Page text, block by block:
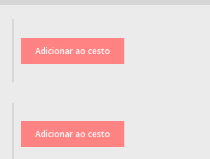
efetuados
antes da data de
check-in.
não reembolsáveis
direito a qualquer tipo
da data da reserva
mediante